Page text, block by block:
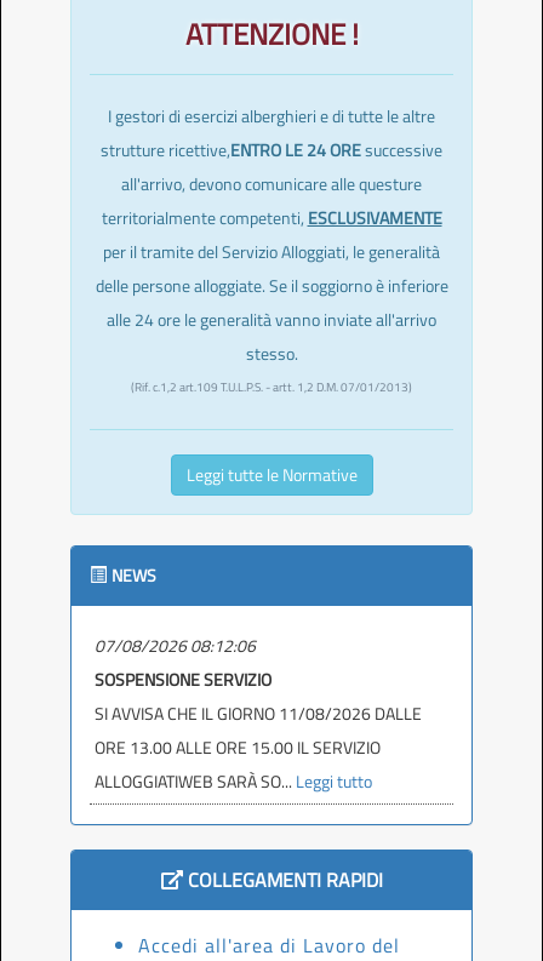
ATTENZIONE !
I gestori di esercizi alberghieri e di tutte le altre
strutture ricettive,ENTRO LE 24 OREsuccessive
all'arrivo, devono comunicare alle questure
territorialmente competenti, ESCLUSIVAMENTE
per il tramite del Servizio Alloggiati, le generalità
delle persone alloggiate. Se il soggiorno è inferiore
alle 24 ore le generalità vanno inviate all'arrivo
stesso.
(Rif. c.1,2 art.109 T.U.L.P.S. - artt. 1,2 D.M. 07/01/2013)
Leggi tutte le Normative
NEWS
07/08/2026 08:12:06
SOSPENSIONE SERVIZIO
SI AVVISA CHE IL GIORNO 11/08/2026 DALLE
ORE 13.00 ALLE ORE 15.00 IL SERVIZIO
ALLOGGIATIWEB SARÀ SO... Leggi tutto
COLLEGAMENTI RAPIDI
Accedi all'area di Lavoro del